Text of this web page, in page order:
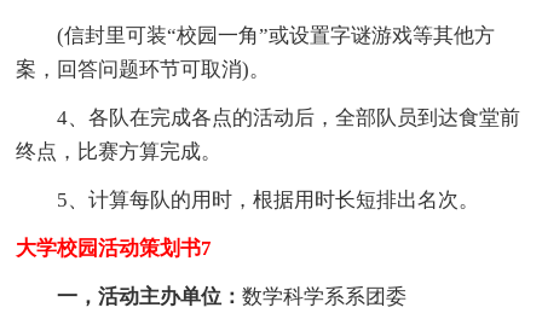
(信封里可装“校园一角”或设置字谜游戏等其他方
案，回答问题环节可取消)。
4、各队在完成各点的活动后，全部队员到达食堂前
终点，比赛方算完成。
5、计算每队的用时，根据用时长短排出名次。
大学校园活动策划书7
一，活动主办单位：数学科学系系团委